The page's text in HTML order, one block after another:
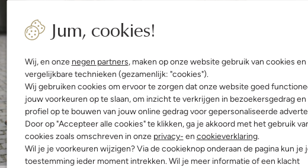
Jum, cookies!
Wij, en onze negen partners, maken op onze website gebruik van cookies en
vergelijkbare technieken (gezamenlijk: "cookies").
Wij gebruiken cookies om ervoor te zorgen dat onze website goed
jouw voorkeuren op te slaan, om inzicht te verkrijgen in bezoekersgedrag en
profiel op te bouwen van jouw online gedrag voor gepersonaliseerde
Door op "Accepteer alle cookies" te klikken, ga je akkoord met het gebruik
cookies zoals omschreven in onze privacy- en cookieverklaring.
Wil je je voorkeuren wijzigen? Via de cookieknop onderaan de pagina kun je
toestemming ieder moment intrekken. Wil je meer informatie of een klacht
Ontdek de look Ontdek de look